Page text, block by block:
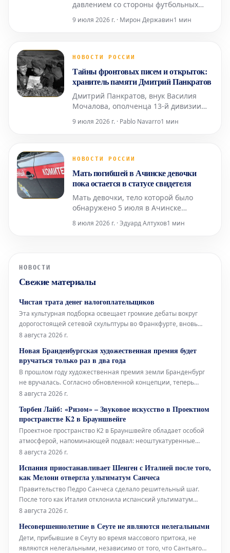
давлением со стороны футбольных
Франции, что может помешать
европейские федерации сохраняют
такого шага. Ранее, в 2023 году, УЕФА
уже
9 июля 2026 г. · Мирон Державин1 мин
НОВОСТИ РОССИИ
Тайны фронтовых писем и открыток:
хранитель памяти Дмитрий Панкратов
Дмитрий Панкратов, внук Василия
Мочалова, ополченца 13-й дивизии
района Москвы, на протяжении 30 лет
Отечественной войны. В его
около пяти тысяч различных
артефактов: конв
9 июля 2026 г. · Pablo Navarro1 мин
НОВОСТИ РОССИИ
Мать погибшей в Ачинске девочки
пока остается в статусе свидетеля
Мать девочки, тело которой было
обнаружено 5 июля в Ачинске
исчезновения, на данный момент
Следственного комитета России.
8 июля 2026 г. · Эдуард Алтухов1 мин
НОВОСТИ
Свежие материалы
Чистая трата денег налогоплательщиков
Эта культурная подборка освещает громкие дебаты вокруг
дорогостоящей сетевой скульптуры во Франкфурте, вновь
открывшуюся Галерею Аполлона в Лувре, культовое
Берлинского Фольксбюне, превращенного во временный
открытый бассейн. Дебаты во
8 августа 2026 г.
Новая Бранденбургская художественная премия будет
вручаться только раз в два года
В прошлом году художественная премия земли Бранденбург
не вручалась. Согласно обновленной концепции, теперь
премия будет присуждаться только раз в два года, и это не
утверждая новую структуру премии, намерено оказать
всестороннюю поддержку
8 августа 2026 г.
Торбен Лайб: «Ризом» – Звуковое искусство в Проектном
пространстве K2 в Брауншвейге
Проектное пространство K2 в Брауншвейге обладает особой
атмосферой, напоминающей подвал: неоштукатуренные
стены, высоко расположенные окна и видимые трубы, словно
окружении норвежский звуковой художник Торбен Лайб
представляет свою ин
8 августа 2026 г.
Испания приостанавливает Шенген с Италией после того,
как Мелони отвергла ультиматум Санчеса
Правительство Педро Санчеса сделало решительный шаг.
После того как Италия отклонила испанский ультиматум
относительно пограничного контроля для испанских граждан
72 000 мигрантов в Сеуту неделю назад), испанское
правительство приняло от
8 августа 2026 г.
Несовершеннолетние в Сеуте не являются нелегальными
Дети, прибывшие в Сеуту во время массового притока, не
являются нелегальными, независимо от того, что Сантьяго